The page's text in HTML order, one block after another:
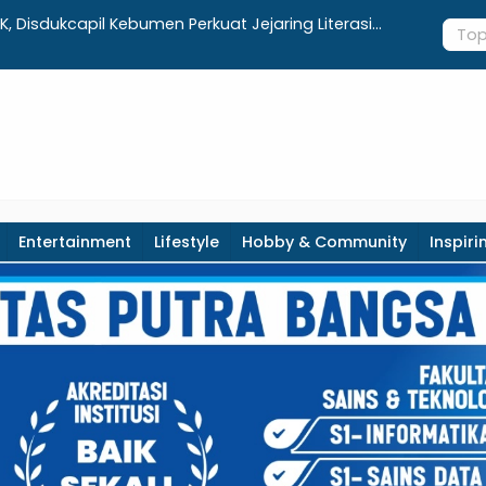
Pembangunan Sekolah Rakyat Kebumen
Hong
Entertainment Lifestyle Hobby & Community